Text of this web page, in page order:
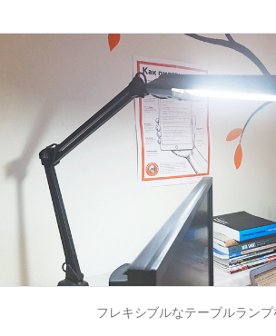
フレキシブルなテーブルランプ